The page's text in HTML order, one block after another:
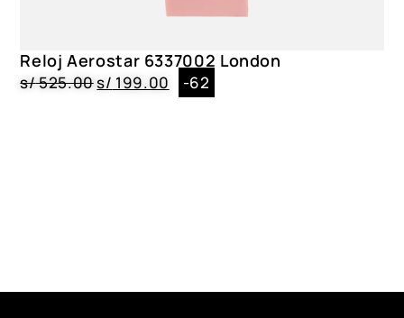
Reloj Aerostar 6337002 London
s/525.00s/ 199.00 -62